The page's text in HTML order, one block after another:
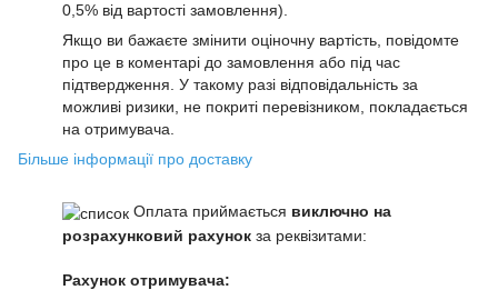
0,5% від вартості замовлення).
Якщо ви бажаєте змінити оціночну вартість, повідомте
про це в коментарі до замовлення або під час
підтвердження. У такому разі відповідальність за
можливі ризики, не покриті перевізником, покладається
на отримувача.
Більше інформації про доставку
Оплата приймається виключно на
розрахунковий рахунок за реквізитами:
Рахунок отримувача: